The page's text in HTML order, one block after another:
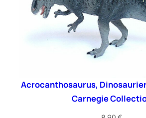
Acrocanthosaurus,
Carnegie